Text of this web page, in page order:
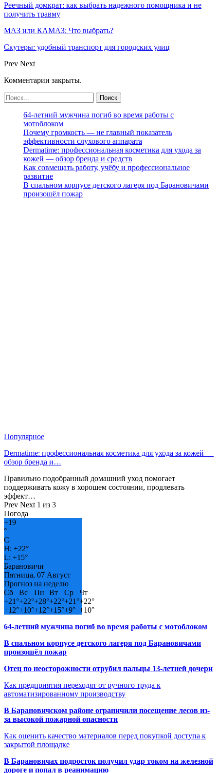
Реечный домкрат: как выбрать надежного помощника и не
получить травму
МАЗ или КАМАЗ: Что выбрать?
Скутеры: удобный транспорт для городских улиц
Prev Next
Комментарии закрыты.
64-летний мужчина погиб во время работы с
мотоблоком
Почему громкость — не главный показатель
эффективности слухового аппарата
Dermatime: профессиональная косметика для ухода за
кожей — обзор бренда и средств
Как совмещать работу, учёбу и профессиональное
развитие
В спальном корпусе детского лагеря под Барановичами
произошёл пожар
Популярное
Dermatime: профессиональная косметика для ухода за кожей —
обзор бренда и…
Правильно подобранный домашний уход помогает
поддерживать кожу в хорошем состоянии, продлевать
эффект…
Prev Next 1 из 3
Погода
+19
°
C
H: +22°
L: +15°
Барановичи
Пятница, 07 Август
Прогноз на неделю
Сб
Вс Пн Вт Ср
Чт
+21°+22°+28°+22°+21°+22°
+12°+10°+12°+15°+9° +10°
64-летний мужчина погиб во время работы с мотоблоком
В спальном корпусе детского лагеря под Барановичами
произошёл пожар
Отец по неосторожности отрубил пальцы 13-летней дочери
Как предприятия переходят от ручного труда к
автоматизированному производству
В Барановичском районе ограничили посещение лесов из-
за высокой пожарной опасности
Как оценить качество материалов перед покупкой доступа к
закрытой площадке
В Барановичах подросток получил удар током на железной
дороге и попал в реанимацию